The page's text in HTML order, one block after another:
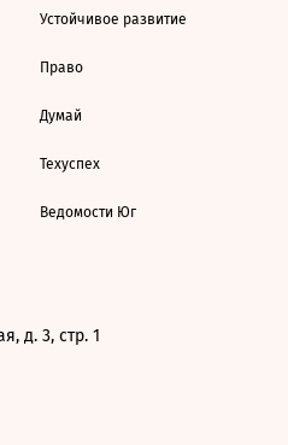
Устойчивое развитие
Право
Думай
Техуспех
Ведомости Юг
д. 3, стр. 1